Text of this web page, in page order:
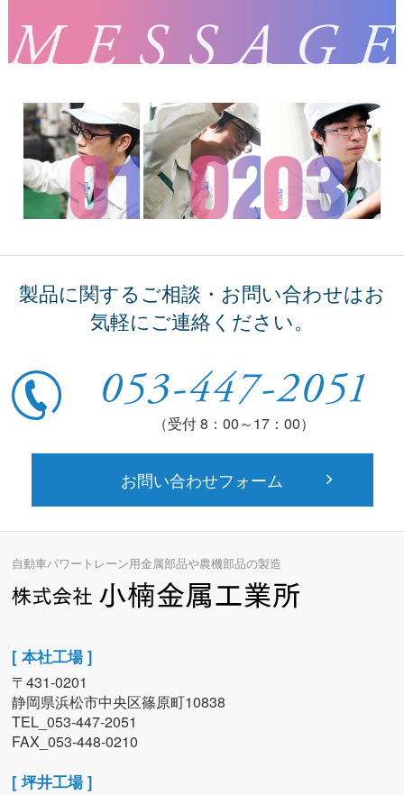
製品に関するご相談・お問い合わせはお
気軽にご連絡ください。
（受付 8：00～17：00）
お問い合わせフォーム
自動車パワートレーン用金属部品や農機部品の製造
[ 本社工場 ]
〒431-0201
静岡県浜松市中央区篠原町10838
TEL_053-447-2051
FAX_053-448-0210
[ 坪井工場 ]